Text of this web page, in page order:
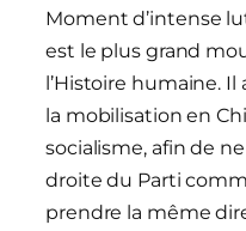
Moment d’intense
est le plus grand
l’Histoire humaine. Il
la mobilisation en
socialisme, afin de
droite du Parti
prendre la même